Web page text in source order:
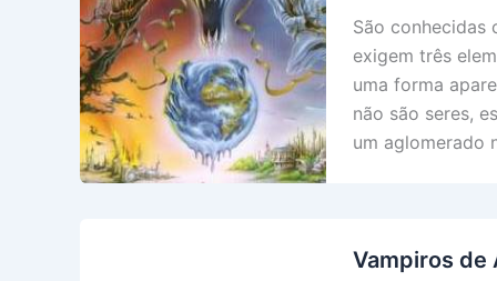
ou
Formas
Pensamento
Miasmas
São conhecidas
exigem três
uma forma
não são seres,
um aglomerado
Vampiros de